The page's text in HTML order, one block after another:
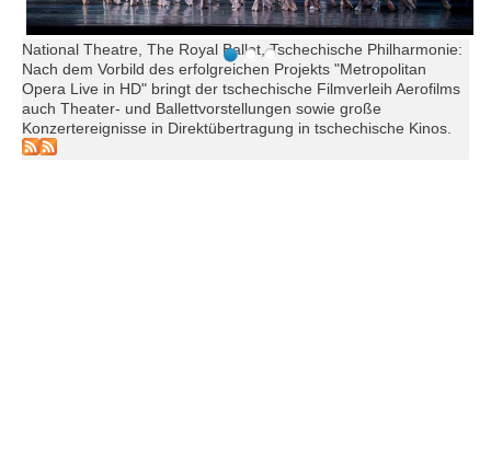
National Theatre, The Royal Ballet, Tschechische Philharmonie:
Nach dem Vorbild des erfolgreichen Projekts "Metropolitan
Opera Live in HD" bringt der tschechische Filmverleih Aerofilms
auch Theater- und Ballettvorstellungen sowie große
Konzertereignisse in Direktübertragung in tschechische Kinos.